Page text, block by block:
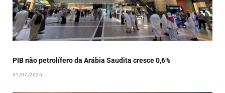
PIB não petrolífero da Arábia Saudita cresce 0,6%
31/07/2026